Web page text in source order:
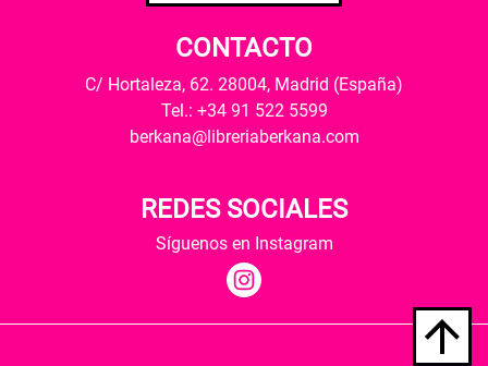
CONTACTO
C/ Hortaleza, 62. 28004, Madrid (España)
Tel.: +34 91 522 5599
berkana@libreriaberkana.com
REDES SOCIALES
Síguenos en Instagram